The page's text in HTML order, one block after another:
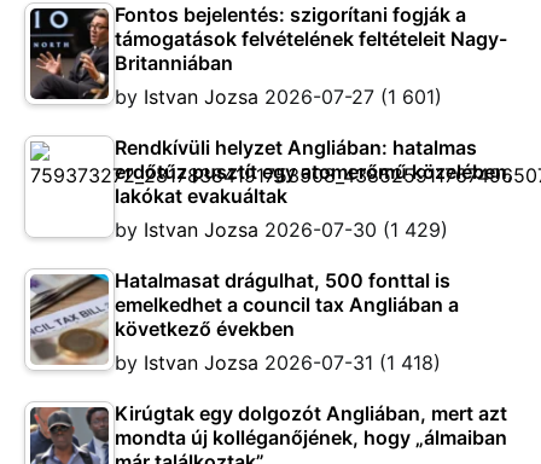
Fontos bejelentés: szigorítani fogják a
támogatások felvételének feltételeit Nagy-
Britanniában
by Istvan Jozsa 2026-07-27 (1 601)
Rendkívüli helyzet Angliában: hatalmas
erdőtűz pusztít egy atomerőmű közelében,
lakókat evakuáltak
by Istvan Jozsa 2026-07-30 (1 429)
Hatalmasat drágulhat, 500 fonttal is
emelkedhet a council tax Angliában a
következő években
by Istvan Jozsa 2026-07-31 (1 418)
Kirúgtak egy dolgozót Angliában, mert azt
mondta új kolléganőjének, hogy „álmaiban